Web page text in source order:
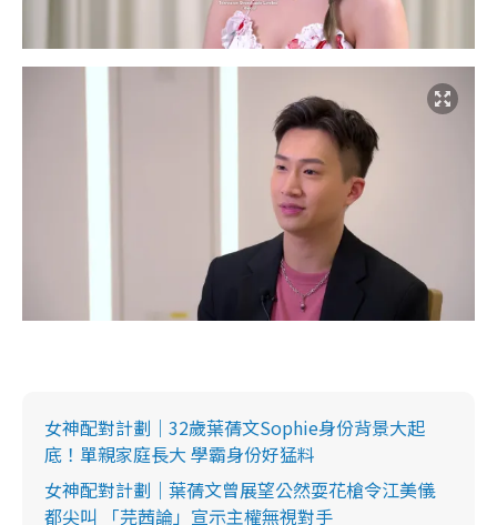
女神配對計劃｜32歲葉蒨文Sophie身份背景大起
底！單親家庭長大 學霸身份好猛料
女神配對計劃｜葉蒨文曾展望公然耍花槍令江美儀
都尖叫 「芫茜論」宣示主權無視對手